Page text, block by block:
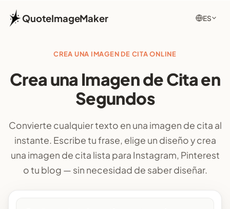
QuoteImageMaker ES
CREA UNA IMAGEN DE CITA ONLINE
Crea una Imagen de Cita en
Segundos
Convierte cualquier texto en una imagen de cita al
instante. Escribe tu frase, elige un diseño y crea
una imagen de cita lista para Instagram, Pinterest
o tu blog — sin necesidad de saber diseñar.